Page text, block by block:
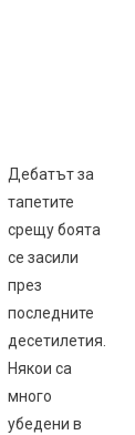
Дебатът за
тапетите
срещу боята
се засили
през
последните
десетилетия.
Някои са
много
убедени в